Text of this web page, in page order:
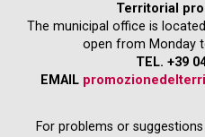
Territorial
The municipal office is
open from Monday
TEL. +39
EMAIL
For problems or